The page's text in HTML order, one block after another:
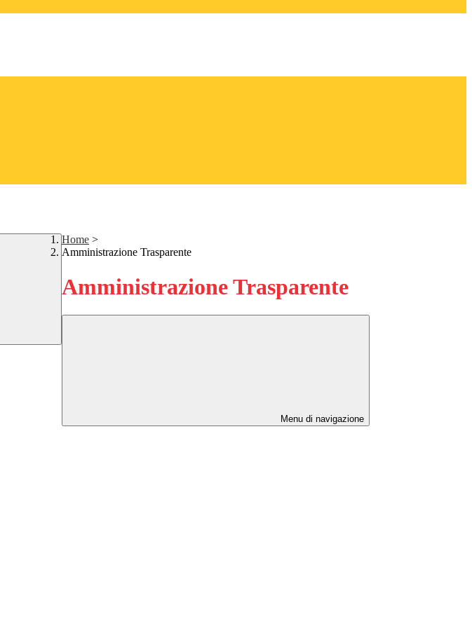
Home >
Amministrazione Trasparente
Amministrazione Trasparente
Menu di navigazione